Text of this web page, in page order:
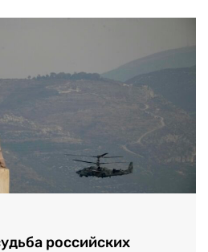
российских